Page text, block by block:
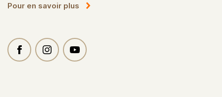
Pour en savoir plus